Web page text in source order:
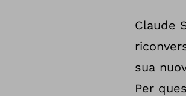
Claude
sua
Per